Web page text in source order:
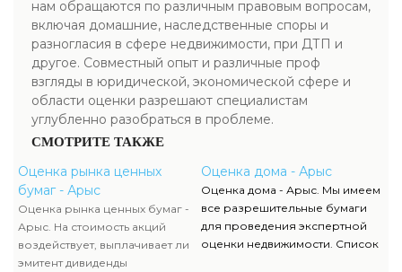
нам обращаются по различным правовым вопросам,
включая домашние, наследственные споры и
разногласия в сфере недвижимости, при ДТП и
другое. Совместный опыт и различные проф
взгляды в юридической, экономической сфере и
области оценки разрешают специалистам
углубленно разобраться в проблеме.
СМОТРИТЕ ТАКЖЕ
Оценка рынка ценных
бумаг - Арыс
Оценка рынка ценных бумаг -
Арыс. На стоимость акций
воздействует, выплачивает ли
эмитент дивиденды
Оценка дома - Арыс
Оценка дома - Арыс. Мы имеем
все разрешительные бумаги
для проведения экспертной
оценки недвижимости. Список